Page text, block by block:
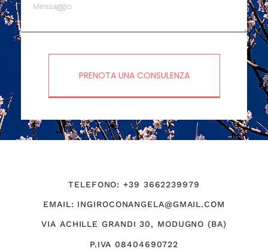
PRENOTA UNA CONSULENZA
TELEFONO: +39 3662239979
EMAIL: INGIROCONANGELA@GMAIL.COM
VIA ACHILLE GRANDI 30, MODUGNO (BA)
P.IVA 08404690722